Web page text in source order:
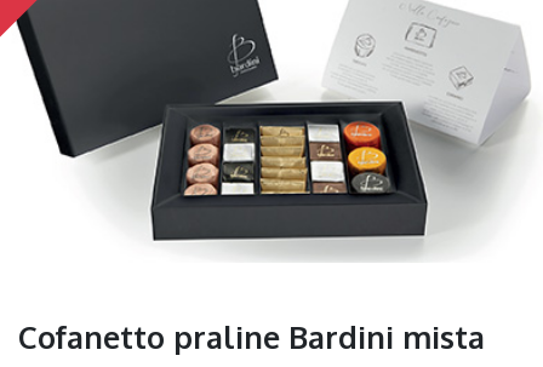
Cofanetto praline Bardini mista